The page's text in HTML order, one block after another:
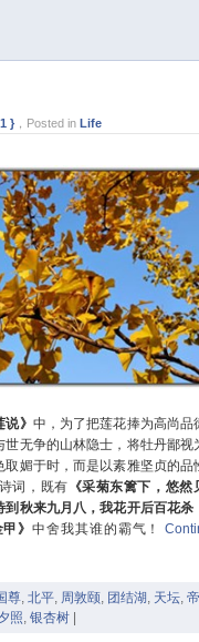
} ，Posted inLife
说》 中，为了把莲花捧为高尚品
无争的山林隐士，将牡丹鄙视
媚于时，而是以素雅坚贞的品
词，既有 《采菊东篱下，悠然
到秋来九月八，我花开后百花杀
甲》中舍我其谁的霸气！
尊,北平, 周敦颐, 团结湖, 天坛,
照,银杏树